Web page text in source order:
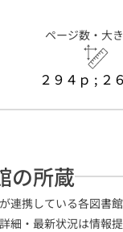
ページ数・大
２９４ｐ ; ２
の所蔵
連携している各図書
細・最新状況は情報